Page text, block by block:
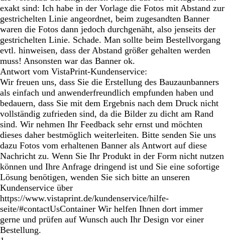
exakt sind: Ich habe in der Vorlage die Fotos mit Abstand zur
gestrichelten Linie angeordnet, beim zugesandten Banner
waren die Fotos dann jedoch durchgenäht, also jenseits der
gestrichelten Linie. Schade. Man sollte beim Bestellvorgang
evtl. hinweisen, dass der Abstand größer gehalten werden
muss! Ansonsten war das Banner ok.
Antwort vom VistaPrint-Kundenservice:
Wir freuen uns, dass Sie die Erstellung des Bauzaunbanners
als einfach und anwenderfreundlich empfunden haben und
bedauern, dass Sie mit dem Ergebnis nach dem Druck nicht
vollständig zufrieden sind, da die Bilder zu dicht am Rand
sind. Wir nehmen Ihr Feedback sehr ernst und möchten
dieses daher bestmöglich weiterleiten. Bitte senden Sie uns
dazu Fotos vom erhaltenen Banner als Antwort auf diese
Nachricht zu. Wenn Sie Ihr Produkt in der Form nicht nutzen
können und Ihre Anfrage dringend ist und Sie eine sofortige
Lösung benötigen, wenden Sie sich bitte an unseren
Kundenservice über
https://www.vistaprint.de/kundenservice/hilfe-
seite/#contactUsContainer Wir helfen Ihnen dort immer
gerne und prüfen auf Wunsch auch Ihr Design vor einer
Bestellung.